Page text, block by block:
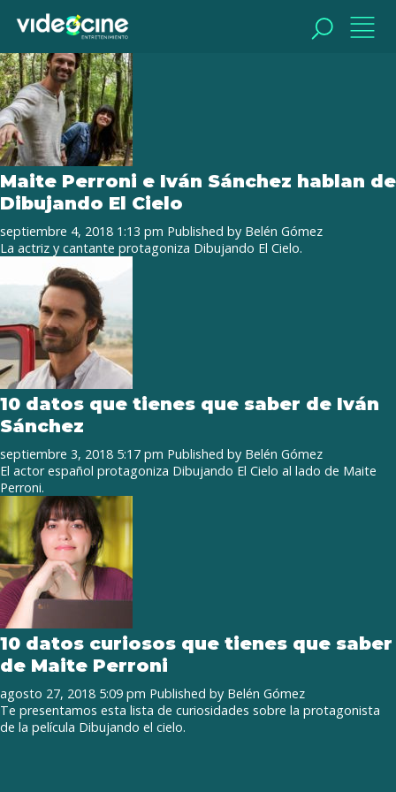
Tag Archive: Dibujando el cielo
Maite Perroni e Iván Sánchez hablan de
Dibujando El Cielo
septiembre 4, 2018 1:13 pm Published by Belén Gómez
La actriz y cantante protagoniza Dibujando El Cielo.
10 datos que tienes que saber de Iván
Sánchez
septiembre 3, 2018 5:17 pm Published by Belén Gómez
El actor español protagoniza Dibujando El Cielo al lado de Maite
Perroni.
10 datos curiosos que tienes que saber
de Maite Perroni
agosto 27, 2018 5:09 pm Published by Belén Gómez
Te presentamos esta lista de curiosidades sobre la protagonista
de la película Dibujando el cielo.